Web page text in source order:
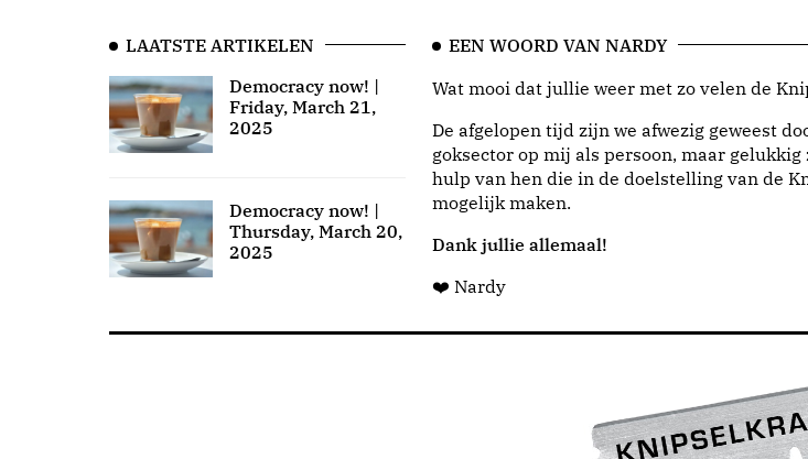
LAATSTE ARTIKELEN
Democracy now! |
Friday, March 21,
2025
Democracy now! |
Thursday, March 20,
2025
EEN WOORD VAN NARDY
Wat mooi dat jullie weer met zo velen de
De afgelopen tijd zijn we afwezig geweest
goksector op mij als persoon, maar
hulp van hen die in de doelstelling van de
mogelijk maken.
Dank jullie allemaal!
❤️ Nardy